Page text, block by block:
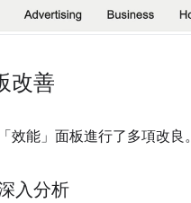
改善
效能」 面板進行了多項改良。
入分析